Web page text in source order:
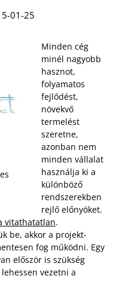
01-25
Minden cég
minél nagyobb
hasznot,
folyamatos
fejlődést,
növekvő
termelést
szeretne,
azonban nem
minden vállalat
használja ki a
különböző
rendszerekben
rejlő előnyöket.
vitathatatlan.
be, akkor a projekt-
fog működni. Egy
először is szükség
vezetni a